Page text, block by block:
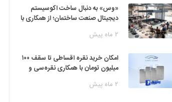
«وس» به دنبال ساخت اکوسیستم
دیجیتال صنعت ساختمان؛ از همکاری با
فناوری۲ ماه پیش
امکان خرید نقره اقساطی تا سقف ۱۰۰
میلیون تومان با همکاری نقره‌سی و
۲ ماه پیش